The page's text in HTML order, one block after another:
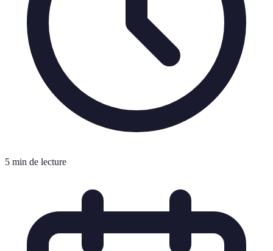
5 min de lecture